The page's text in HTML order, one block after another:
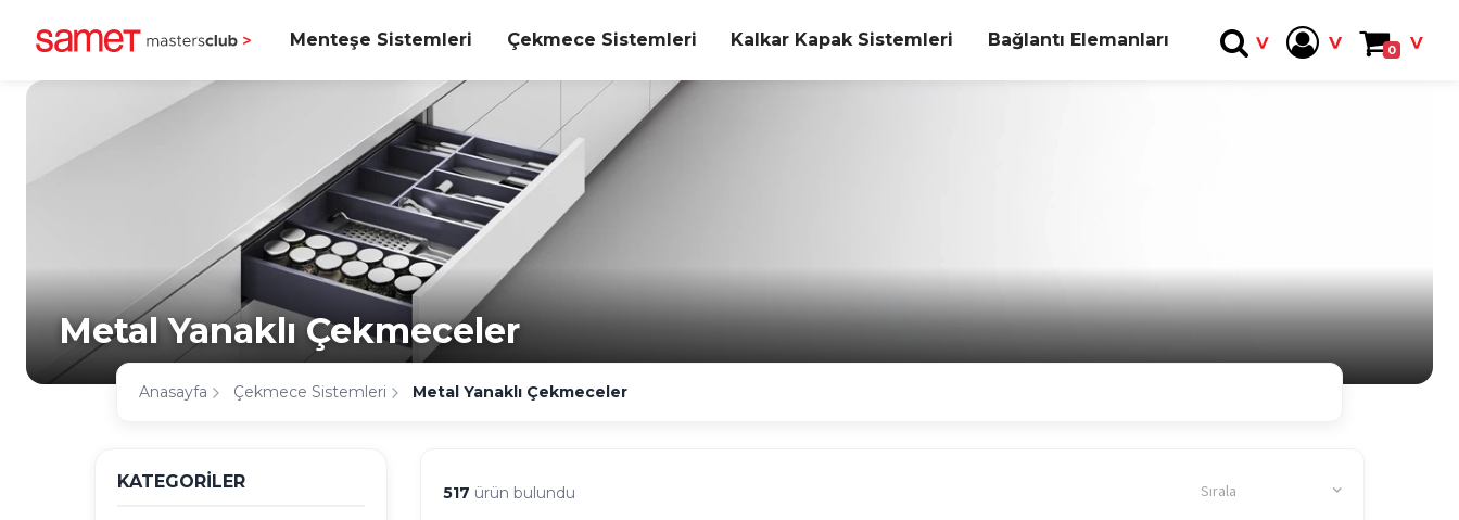
Menteşe Sistemleri Çekmece Sistemleri Kalkar Kapak Sistemleri Bağlantı Elemanları 0
Metal Yanaklı Çekmeceler
Anasayfa Çekmece Sistemleri Metal Yanaklı Çekmeceler
KATEGORİLER
517 ürün bulundu Sırala